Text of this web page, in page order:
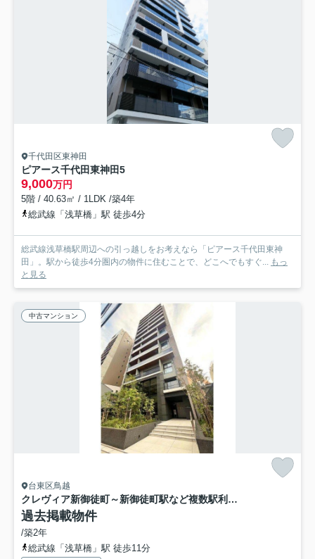
千代田区東神田
ピアース千代田東神田5
9,000万円
5階 / 40.63㎡ / 1LDK /築4年
総武線「浅草橋」駅 徒歩4分
総武線浅草橋駅周辺への引っ越しをお考えなら「ピアース千代田東神
田」。駅から徒歩4分圏内の物件に住むことで、どこへでもすぐ... もっ
と見る
中古マンション
台東区鳥越
クレヴィア新御徒町～新御徒町駅など複数駅利用可～
過去掲載物件
/築2年
総武線「浅草橋」駅 徒歩11分